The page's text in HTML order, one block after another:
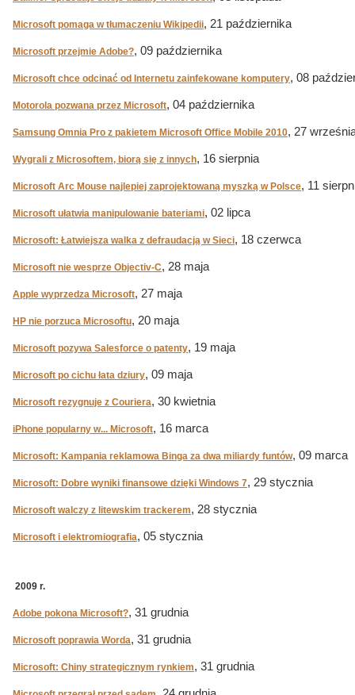
Microsoft pomaga w tłumaczeniu Wikipedii, 21 października
Microsoft przejmie Adobe?, 09 października
Microsoft chce odcinać od Internetu zainfekowane komputery, 08
Motorola pozwana przez Microsoft, 04 października
Samsung Omnia Pro z pakietem Microsoft Office Mobile 2010, 27
Wygrali z Microsoftem, biorą się z innych, 16 sierpnia
Microsoft Arc Mouse najlepiej zaprojektowaną myszką w Polsce, 11
Microsoft ułatwia manipulowanie bateriami, 02 lipca
Microsoft: Łatwiejsza walka z defraudacją w Sieci, 18 czerwca
Microsoft nie wesprze Objectiv-C, 28 maja
Apple wyprzedza Microsoft, 27 maja
HP nie porzuca Microsoftu, 20 maja
Microsoft pozywa Salesforce o patenty, 19 maja
Microsoft po cichu łata dziury, 09 maja
Microsoft rezygnuje z Couriera, 30 kwietnia
iPhone popularny w... Microsoft, 16 marca
Microsoft: Kampania reklamowa Binga za dwa miliardy funtów, 09 marca
Microsoft: Dobre wyniki finansowe dzięki Windows 7, 29 stycznia
Microsoft walczy z litewskim trackerem, 28 stycznia
Microsoft i elektromiografia, 05 stycznia
2009 r.
Adobe pokona Microsoft?, 31 grudnia
Microsoft poprawia Worda, 31 grudnia
Microsoft: Chiny strategicznym rynkiem, 31 grudnia